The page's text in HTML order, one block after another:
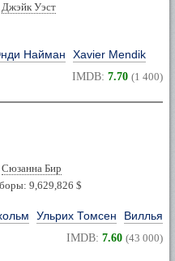
Джэйк Уэст
Найман Xavier Mendik
IMDB: 7.70 (1 400)
Сюзанна Бир
9,629,826 $
Ульрих Томсен Вилльям
IMDB: 7.60 (43 000)